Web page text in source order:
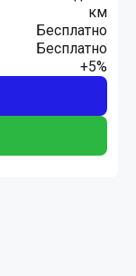
км
Бесплатно
Бесплатно
+5%